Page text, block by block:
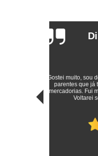
Roupas sociais